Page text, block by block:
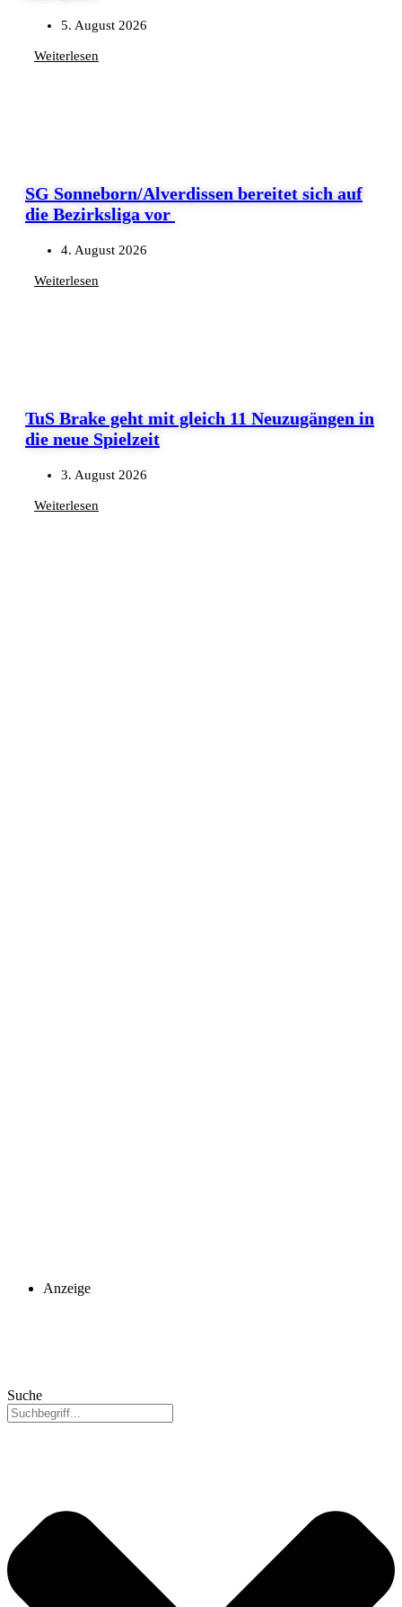
5. August 2026
Weiterlesen
SG Sonneborn/Alverdissen bereitet sich auf
die Bezirksliga vor
4. August 2026
Weiterlesen
TuS Brake geht mit gleich 11 Neuzugängen in
die neue Spielzeit
3. August 2026
Weiterlesen
Anzeige
Suche